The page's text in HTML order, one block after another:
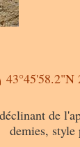
43°45'58.2"N
de
demies, style